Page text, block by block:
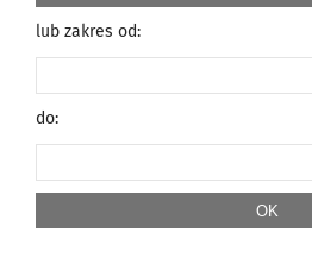
lub zakres od:
do: